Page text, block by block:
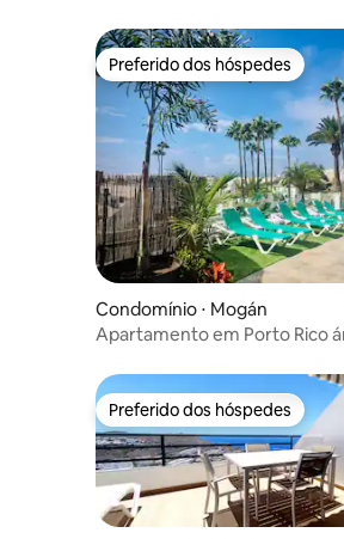
Preferido dos hóspedes
Preferido dos hóspedes
Condomínio ⋅ Mogán
Apartamento em Porto Rico
Preferido dos hóspedes
Preferido dos hóspedes